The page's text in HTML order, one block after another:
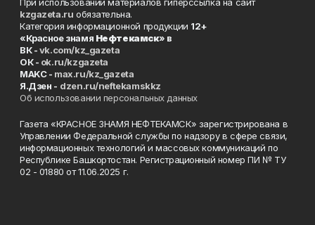
kzgazeta.ru обязательна.
Категория информационной продукции 12+
«Красное знамя Нефтекамск» в
ВК -vk.com/kz_gazeta
ОК - ok.ru/kzgazeta
MAKC - max.ru/kz_gazeta
Я.Дзен - dzen.ru/neftekamskkz
Об использовании персональных данных
Газета «КРАСНОЕ ЗНАМЯ НЕФТЕКАМСК» зарегистрирована в
Управлении Федеральной службы по надзору в сфере связи,
информационных технологий и массовых коммуникаций по
Республике Башкортостан. Регистрационный номер ПИ № ТУ
02 - 01880 от 11.06.2025 г.